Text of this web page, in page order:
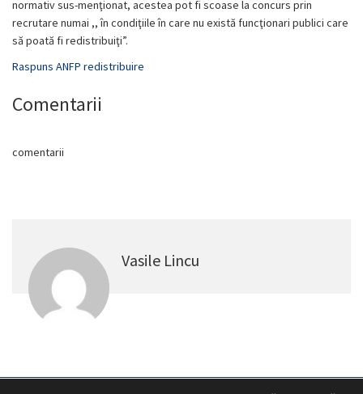
normativ sus-menţionat, acestea pot fi scoase la concurs prin
recrutare numai ,, în condiţiile în care nu există funcţionari publici care
să poată fi redistribuiţi”.
Raspuns ANFP redistribuire
Comentarii
comentarii
Vasile Lincu